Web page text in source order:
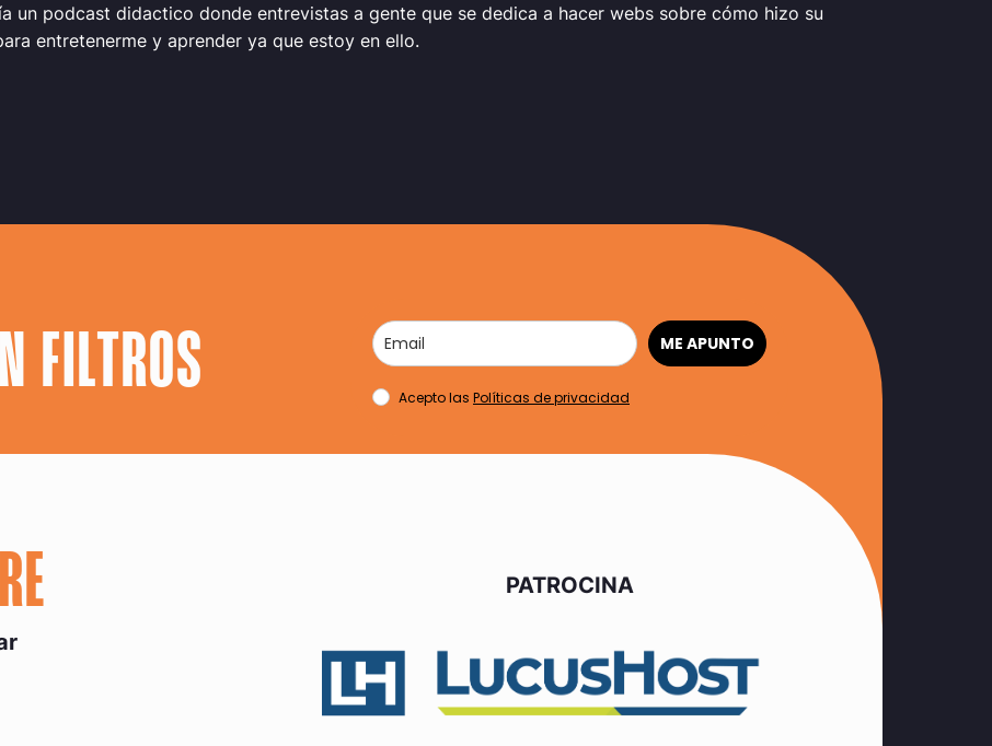
un podcast didactico donde entrevistas a gente que se dedica a hacer webs sobre cómo hizo su
entretenerme y aprender ya que estoy en ello.
FILTROS ME APUNTO
Acepto las Políticas de privacidad
PATROCINA